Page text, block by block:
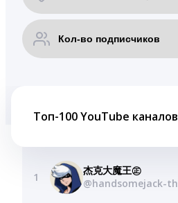
Топ-100 YouTube каналов
1
杰克大魔王㊣